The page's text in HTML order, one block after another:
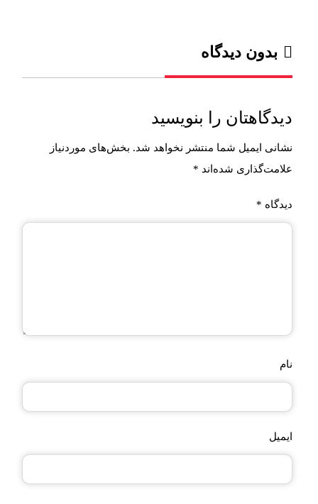
بدون دیدگاه
دیدگاهتان را بنویسید
نشانی ایمیل شما منتشر نخواهد شد. بخش‌های موردنیاز
علامت‌گذاری شده‌اند *
دیدگاه *
نام
ایمیل